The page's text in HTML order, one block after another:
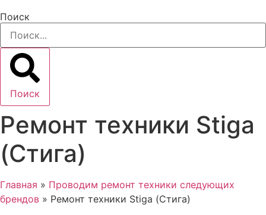
Поиск
Поиск
Ремонт техники Stiga
(Стига)
Главная » Проводим ремонт техники следующих
брендов » Ремонт техники Stiga (Стига)